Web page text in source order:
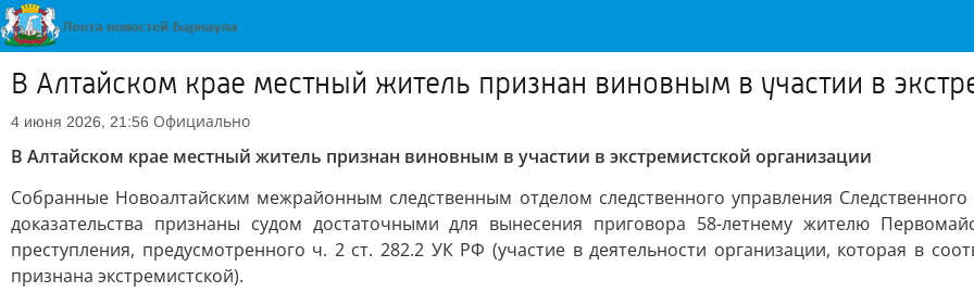
В Алтайском крае местный житель признан виновным в участии в
4 июня 2026, 21:56 Официально
В Алтайском крае местный житель признан виновным в участии в экстремистской организации
Собранные Новоалтайским межрайонным следственным отделом следственного управления
доказательства признаны судом достаточными для вынесения приговора 58-летнему жителю
преступления, предусмотренного ч. 2 ст. 282.2 УК РФ (участие в деятельности организации, которая в
признана экстремистской).